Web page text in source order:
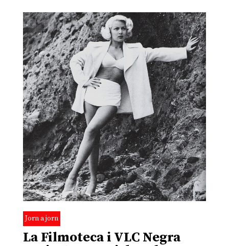
Jorn a jorn
La Filmoteca i VLC Negra